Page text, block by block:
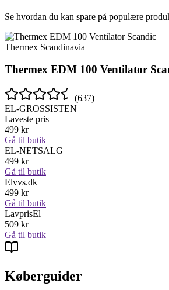
Se hvordan du kan spare på populære
Thermex Scandinavia
Thermex EDM 100 Ventilator
(637)
EL-GROSSISTEN
Laveste pris
499 kr
Gå til butik
EL-NETSALG
499 kr
Gå til butik
Elvvs.dk
499 kr
Gå til butik
LavprisEl
509 kr
Gå til butik
Køberguider